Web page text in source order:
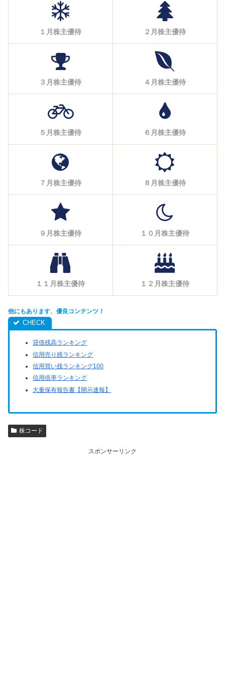
１月株主優待 ２月株主優待
３月株主優待 ４月株主優待
５月株主優待 ６月株主優待
７月株主優待 ８月株主優待
９月株主優待 １０月株主優待
１１月株主優待 １２月株主優待
他にもあります、優良コンテンツ！
貸借残高ランキング
信用売り残ランキング
信用買い残ランキング100
信用倍率ランキング
大量保有報告書【開示速報】
株コード
スポンサーリンク